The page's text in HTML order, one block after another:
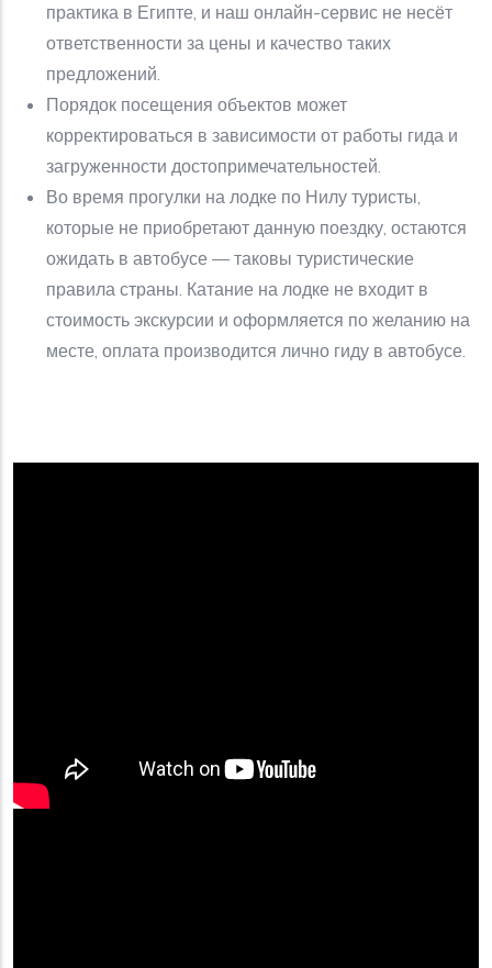
практика в Египте, и наш онлайн-сервис не несёт
ответственности за цены и качество таких
предложений.
Порядок посещения объектов может
корректироваться в зависимости от работы гида и
загруженности достопримечательностей.
Во время прогулки на лодке по Нилу туристы,
которые не приобретают данную поездку, остаются
ожидать в автобусе — таковы туристические
правила страны. Катание на лодке не входит в
стоимость экскурсии и оформляется по желанию на
месте, оплата производится лично гиду в автобусе.